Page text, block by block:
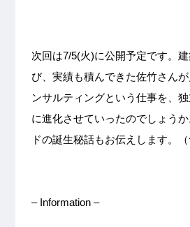
次回は7/5(火)に公開予定です。
び、実績も積んできた佐竹さん
ンサルティングという仕事を、
に進化させていったのでしょう
ドの誕生秘話もお伝えします。（
– Information –